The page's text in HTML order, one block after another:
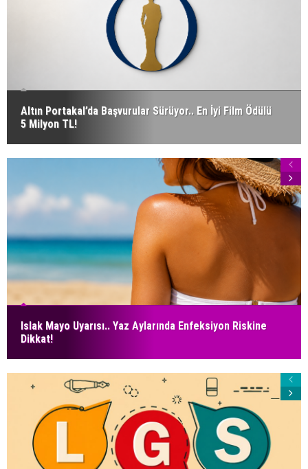
Altın Portakal’da Başvurular Sürüyor.. En İyi Film Ödülü
5 Milyon TL!
Islak Mayo Uyarısı.. Yaz Aylarında Enfeksiyon Riskine
Dikkat!